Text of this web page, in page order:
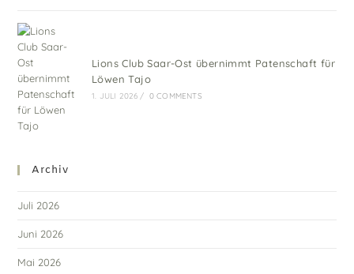
Lions Club Saar-Ost übernimmt Patenschaft für
Löwen Tajo
1. JULI 2026 / 0 COMMENTS
Archiv
Juli 2026
Juni 2026
Mai 2026